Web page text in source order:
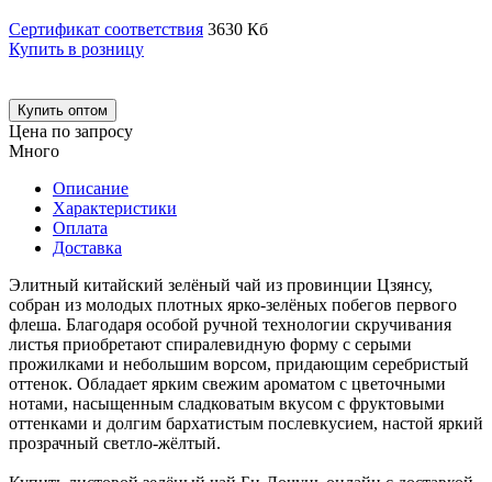
Сертификат соответствия 3630 Кб
Купить в розницу
Купить оптом
Цена по запросу
Много
Описание
Характеристики
Оплата
Доставка
Элитный китайский зелёный чай из провинции Цзянсу,
собран из молодых плотных ярко-зелёных побегов первого
флеша. Благодаря особой ручной технологии скручивания
листья приобретают спиралевидную форму с серыми
прожилками и небольшим ворсом, придающим серебристый
оттенок. Обладает ярким свежим ароматом с цветочными
нотами, насыщенным сладковатым вкусом с фруктовыми
оттенками и долгим бархатистым послевкусием, настой яркий
прозрачный светло-жёлтый.